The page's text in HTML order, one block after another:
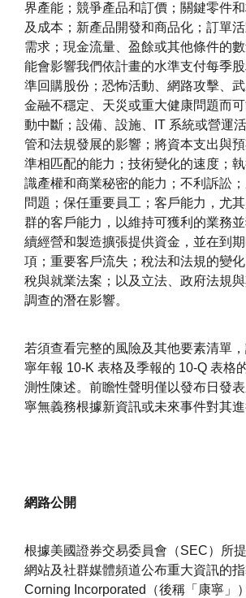
界產能；競爭產品和訂價；關鍵零件
及成本；新產品開發和商品化；訂單
需求；現金流量、盈餘或其他條件的
能會影響我們依計畫的水準支付每季
準回購股份；恐怖活動、網路攻擊、
金融不穩定、天災或重大健康問題而
動中斷；設備、設施、IT 系統或營運
管和法規發展的影響；將資本支出與
準相匹配的能力；技術變化的速度；
識產權和商業秘密的能力；不利訴訟
問題；保任重要員工；客戶能力，尤
群的客戶能力，以維持可獲利的業務
續經營和製造擴張提供資金，並在到
項；重要客戶流失；稅法和法規的變
稅與就業法案；以及立法、政府法規
調查的潛在影響。
若須查看完整的風險及其他要素清單
寧年報 10-K 表格及季報的 10-Q 表格
測性陳述。前瞻性聲明僅以發布日發
寧無義務根據新資訊或未來事件對其進
網路公開
根據美國證券交易委員會（SEC）所
網站及社群媒體頻道公布重大資訊的指
Corning Incorporated（後稱「康寧」